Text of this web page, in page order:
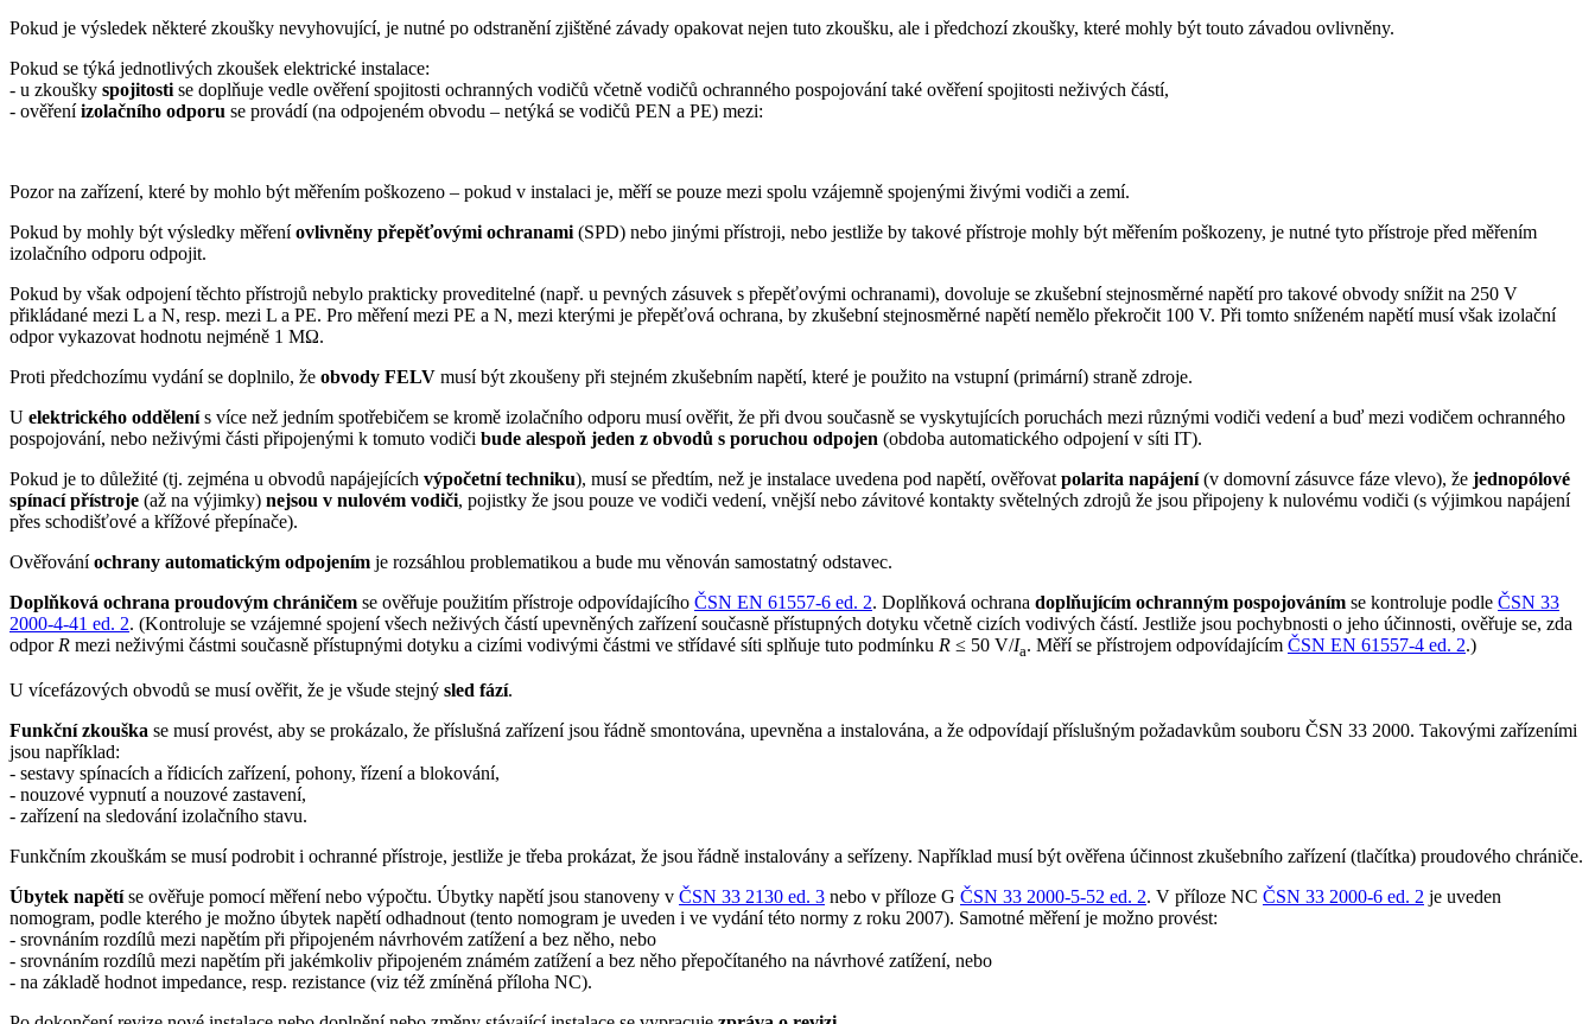
Pokud je výsledek některé zkoušky nevyhovující, je nutné po odstranění zjištěné závady opakovat nejen tuto zkoušku, ale i předchozí zkoušky, které mohly být touto závadou ovlivněny.
Pokud se týká jednotlivých zkoušek elektrické instalace:
- u zkoušky spojitosti se doplňuje vedle ověření spojitosti ochranných vodičů včetně vodičů ochranného pospojování také ověření spojitosti neživých částí,
- ověřeníizolačního odporu se provádí (na odpojeném obvodu – netýká se vodičů PEN a PE) mezi:
Pozor na zařízení, které by mohlo být měřením poškozeno – pokud v instalaci je, měří se pouze mezi spolu vzájemně spojenými živými vodiči a zemí.
Pokud by mohly být výsledky měřeníovlivněny přepěťovými ochranami (SPD) nebo jinými přístroji, nebo jestliže by takové přístroje mohly být měřením poškozeny, je nutné tyto přístroje před měřením
izolačního odporu odpojit.
Pokud by však odpojení těchto přístrojů nebylo prakticky proveditelné (např. u pevných zásuvek s přepěťovými ochranami), dovoluje se zkušební stejnosměrné napětí pro takové obvody snížit na 250 V
přikládané mezi L a N, resp. mezi L a PE. Pro měření mezi PE a N, mezi kterými je přepěťová ochrana, by zkušební stejnosměrné napětí nemělo překročit 100 V. Při tomto sníženém napětí musí však izolační
odpor vykazovat hodnotu nejméně 1 MΩ.
Proti předchozímu vydání se doplnilo, že obvody FELV musí být zkoušeny při stejném zkušebním napětí, které je použito na vstupní (primární) straně zdroje.
U elektrického oddělenís více než jedním spotřebičem se kromě izolačního odporu musí ověřit, že při dvou současně se vyskytujících poruchách mezi různými vodiči vedení a buď mezi vodičem ochranného
pospojování, nebo neživými části připojenými k tomuto vodiči bude alespoň jeden z obvodů s poruchou odpojen (obdoba automatického odpojení v síti IT).
Pokud je to důležité (tj. zejména u obvodů napájejících výpočetní techniku), musí se předtím, než je instalace uvedena pod napětí, ověřovat polarita napájení(v domovní zásuvce fáze vlevo), že jednopólové
spínací přístroje (až na výjimky) nejsou v nulovém vodiči, pojistky že jsou pouze ve vodiči vedení, vnější nebo závitové kontakty světelných zdrojů že jsou připojeny k nulovému vodiči (s výjimkou napájení
přes schodišťové a křížové přepínače).
Ověřováníochrany automatickým odpojením je rozsáhlou problematikou a bude mu věnován samostatný odstavec.
Doplňková ochrana proudovým chráničem se ověřuje použitím přístroje odpovídajícího ČSN EN 61557-6 ed. 2. Doplňková ochrana doplňujícím ochranným pospojováním se kontroluje podle ČSN 33
2000-4-41 ed. 2. (Kontroluje se vzájemné spojení všech neživých částí upevněných zařízení současně přístupných dotyku včetně cizích vodivých částí. Jestliže jsou pochybnosti o jeho účinnosti, ověřuje se, zda
odpor R mezi neživými částmi současně přístupnými dotyku a cizími vodivými částmi ve střídavé síti splňuje tuto podmínku R ≤ 50 V/Ia. Měří se přístrojem odpovídajícím ČSN EN 61557-4 ed. 2.)
U vícefázových obvodů se musí ověřit, že je všude stejný sled fází.
Funkční zkouška se musí provést, aby se prokázalo, že příslušná zařízení jsou řádně smontována, upevněna a instalována, a že odpovídají příslušným požadavkům souboru ČSN 33 2000. Takovými zařízeními
jsou například:
- sestavy spínacích a řídicích zařízení, pohony, řízení a blokování,
- nouzové vypnutí a nouzové zastavení,
- zařízení na sledování izolačního stavu.
Funkčním zkouškám se musí podrobit i ochranné přístroje, jestliže je třeba prokázat, že jsou řádně instalovány a seřízeny. Například musí být ověřena účinnost zkušebního zařízení (tlačítka) proudového chrániče.
Úbytek napětíse ověřuje pomocí měření nebo výpočtu. Úbytky napětí jsou stanoveny v ČSN 33 2130 ed. 3 nebo v příloze G ČSN 33 2000-5-52 ed. 2. V příloze NC ČSN 33 2000-6 ed. 2 je uveden
nomogram, podle kterého je možno úbytek napětí odhadnout (tento nomogram je uveden i ve vydání této normy z roku 2007). Samotné měření je možno provést:
- srovnáním rozdílů mezi napětím při připojeném návrhovém zatížení a bez něho, nebo
- srovnáním rozdílů mezi napětím při jakémkoliv připojeném známém zatížení a bez něho přepočítaného na návrhové zatížení, nebo
- na základě hodnot impedance, resp. rezistance (viz též zmíněná příloha NC).